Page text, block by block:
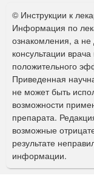
о
р
м
а
п
о
и
с
к
© Инструкции к
Информация по
ознакомления, а
консультации
положительного
Приведенная
не может быть
возможности
препарата.
возможные
результате
информации.